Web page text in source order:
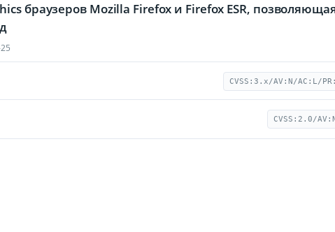
браузеров Mozilla Firefox и Firefox ESR,
CVSS:3.x/AV:N/AC:L/
CVSS:2.0/